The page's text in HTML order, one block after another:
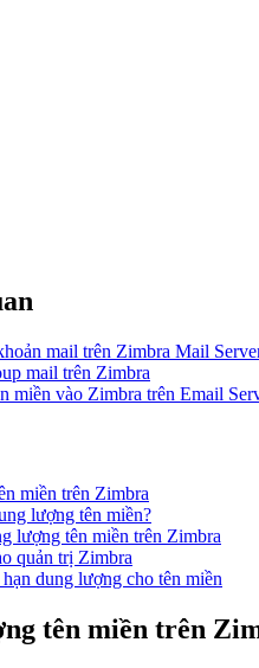
mail trên Zimbra Mail
mail trên Zimbra
miền vào Zimbra trên Email
miền trên Zimbra
lượng tên miền?
lượng tên miền trên Zimbra
quản trị Zimbra
dung lượng cho tên miền
tên miền trên